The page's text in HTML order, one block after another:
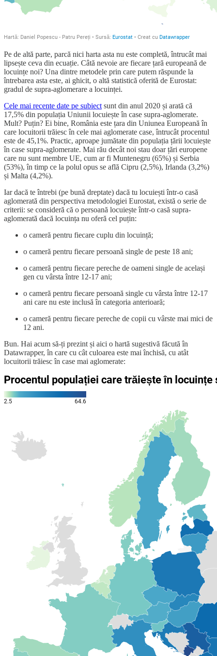
Pe de altă parte, parcă nici harta asta nu este completă, întrucât mai
lipsește ceva din ecuație. Câtă nevoie are fiecare țară europeană de
locuințe noi? Una dintre metodele prin care putem răspunde la
întrebarea asta este, ai ghicit, o altă statistică oferită de Eurostat:
gradul de supra-aglomerare a locuinței.
Cele mai recente date pe subiect sunt din anul 2020 și arată că
17,5% din populația Uniunii locuiește în case supra-aglomerate.
Mult? Puțin? Ei bine, România este țara din Uniunea Europeană în
care locuitorii trăiesc în cele mai aglomerate case, întrucât procentul
este de 45,1%. Practic, aproape jumătate din populația țării locuiește
în case supra-aglomerate. Mai rău decât noi stau doar țări europene
care nu sunt membre UE, cum ar fi Muntenegru (65%) și Serbia
(53%), în timp ce la polul opus se află Cipru (2,5%), Irlanda (3,2%)
și Malta (4,2%).
Iar dacă te întrebi (pe bună dreptate) dacă tu locuiești într-o casă
aglomerată din perspectiva metodologiei Eurostat, există o serie de
criterii: se consideră că o persoană locuiește într-o casă supra-
aglomerată dacă locuința nu oferă cel puțin:
o cameră pentru fiecare cuplu din locuință;
o cameră pentru fiecare persoană single de peste 18 ani;
o cameră pentru fiecare pereche de oameni single de același
gen cu vârsta între 12-17 ani;
o cameră pentru fiecare persoană single cu vârsta între 12-17
ani care nu este inclusă în categoria anterioară;
o cameră pentru fiecare pereche de copii cu vârste mai mici de
12 ani.
Bun. Hai acum să-ți prezint și aici o hartă sugestivă făcută în
Datawrapper, în care cu cât culoarea este mai închisă, cu atât
locuitorii trăiesc în case mai aglomerate: